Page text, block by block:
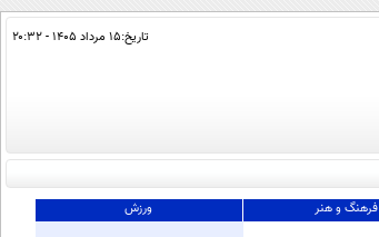
تاریخ:۱۵ مرداد ۱۴۰۵ - ۲۰:۳۲
فرهنگ و هنر ورزش